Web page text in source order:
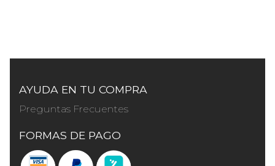
AYUDA EN TU COMPRA
Preguntas Frecuentes
FORMAS DE PAGO